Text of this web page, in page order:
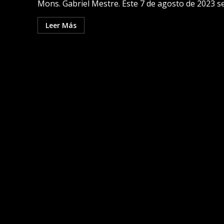
Mons. Gabriel Mestre. Este 7 de agosto de 2023
Leer Más